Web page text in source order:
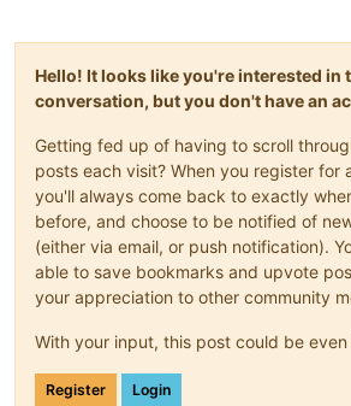
Hello! It looks like you're interested in
conversation, but you don't have an
Getting fed up of having to scroll
posts each visit? When you register for
you'll always come back to exactly
before, and choose to be notified of
(either via email, or push notification).
able to save bookmarks and upvote
your appreciation to other community
With your input, this post could be
Register Login